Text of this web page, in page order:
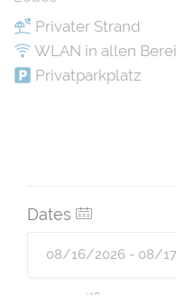
Privater Strand
WLAN in allen
Privatparkplatz
Dates